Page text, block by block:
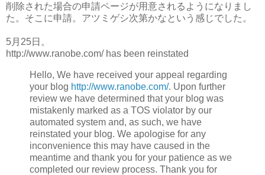
削除された場合の申請ページが用意されるようになりまし
た。そこに申請。アツミゲシ次第かなという感じでした。
5月25日。
http://www.ranobe.com/ has been reinstated
Hello, We have received your appeal regarding
your blog http://www.ranobe.com/. Upon further
review we have determined that your blog was
mistakenly marked as a TOS violator by our
automated system and, as such, we have
reinstated your blog. We apologise for any
inconvenience this may have caused in the
meantime and thank you for your patience as we
completed our review process. Thank you for